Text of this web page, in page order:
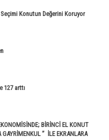
Seçimi Konutun Değerini Koruyor
127 arttı
BİRİNCİ EL KONUT
” İLE EKRANLARA